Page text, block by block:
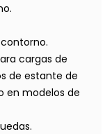
cargas de
de estante de
en modelos de